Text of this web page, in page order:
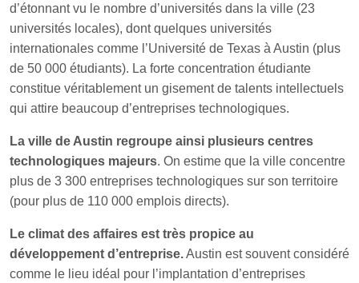
d’étonnant vu le nombre d’universités dans la ville (23
universités locales), dont quelques universités
internationales comme l’Université de Texas à Austin (plus
de 50 000 étudiants). La forte concentration étudiante
constitue véritablement un gisement de talents intellectuels
qui attire beaucoup d’entreprises technologiques.
La ville de Austin regroupe ainsi plusieurs centres
technologiques majeurs. On estime que la ville concentre
plus de 3 300 entreprises technologiques sur son territoire
(pour plus de 110 000 emplois directs).
Le climat des affaires est très propice au
développement d’entreprise.Austin est souvent considéré
comme le lieu idéal pour l’implantation d’entreprises